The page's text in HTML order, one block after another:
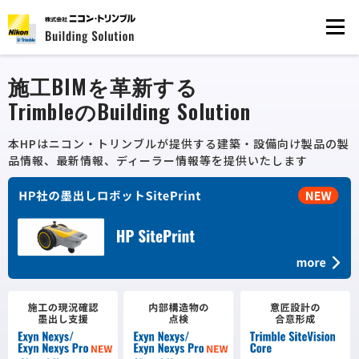
施工BIMを革新する
TrimbleのBuilding Solution
本HPはニコン・トリンブルが提供する建築・設備向け製品の製
品情報、最新情報、ディーラー情報等を提供いたします